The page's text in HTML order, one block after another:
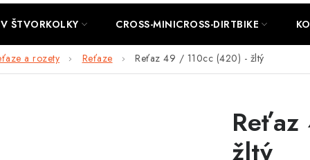
ŠTVORKOLKY CROSS-MINICROSS-DIRTBIKE
a rozety Reťaze Reťaz 49 / 110cc (420) - žltý
žltý